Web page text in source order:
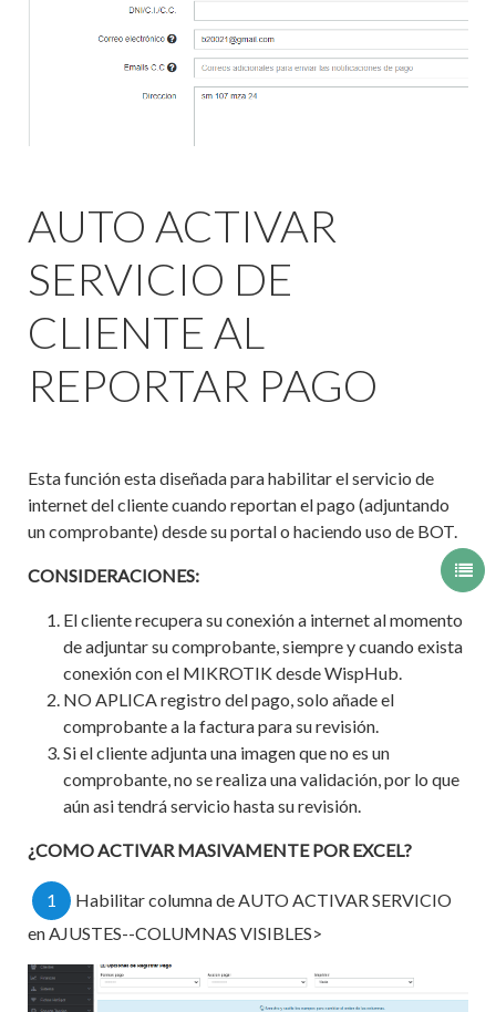
AUTO ACTIVAR
SERVICIO DE
CLIENTE AL
REPORTAR PAGO
Esta función esta diseñada para habilitar el servicio de
internet del cliente cuando reportan el pago (adjuntando
un comprobante) desde su portal o haciendo uso de BOT.
CONSIDERACIONES:
El cliente recupera su conexión a internet al momento
de adjuntar su comprobante, siempre y cuando exista
conexión con el MIKROTIK desde WispHub.
NO APLICA registro del pago, solo añade el
comprobante a la factura para su revisión.
Si el cliente adjunta una imagen que no es un
comprobante, no se realiza una validación, por lo que
aún asi tendrá servicio hasta su revisión.
¿COMO ACTIVAR MASIVAMENTE POR EXCEL?
1
Habilitar columna de AUTO ACTIVAR SERVICIO
en AJUSTES--COLUMNAS VISIBLES>